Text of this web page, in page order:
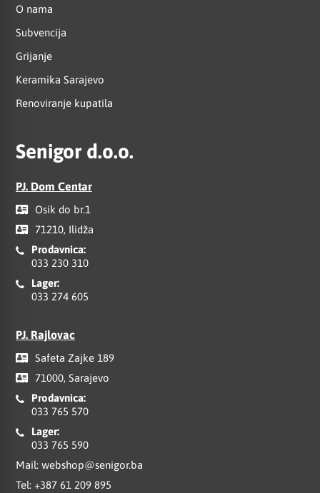
O nama
Subvencija
Grijanje
Keramika Sarajevo
Renoviranje kupatila
Senigor d.o.o.
PJ. Dom Centar
Osik do br.1
71210, Ilidža
Prodavnica:
033 230 310
Lager:
033 274 605
PJ. Rajlovac
Safeta Zajke 189
71000, Sarajevo
Prodavnica:
033 765 570
Lager:
033 765 590
Mail: webshop@senigor.ba
Tel: +387 61 209 895